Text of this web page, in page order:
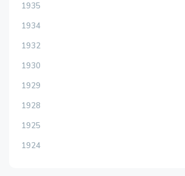
1935
1934
1932
1930
1929
1928
1925
1924